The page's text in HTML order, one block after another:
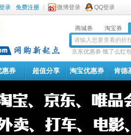
录 免费注册 微博登录 QQ登录
商城券 淘宝券
京东优惠券 饿了么红
惠券 超值分享 淘宝优惠券 肯德